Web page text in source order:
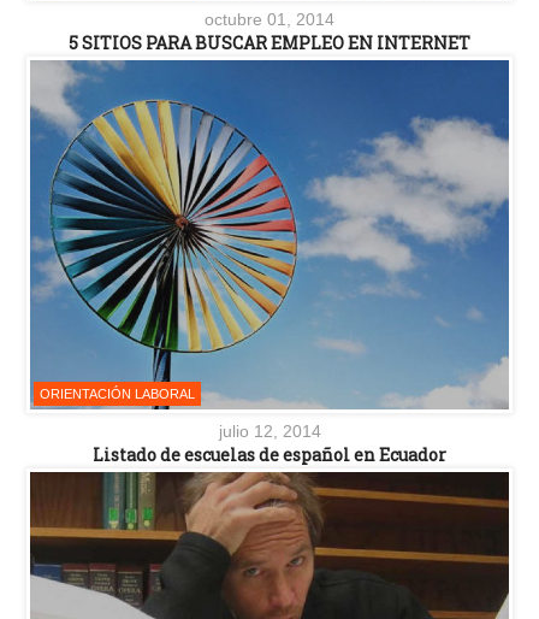
octubre 01, 2014
5 SITIOS PARA BUSCAR EMPLEO EN INTERNET
ORIENTACIÓN LABORAL
julio 12, 2014
Listado de escuelas de español en Ecuador